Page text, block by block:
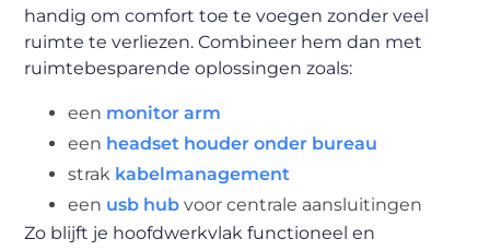
handig om comfort toe te voegen zonder veel
ruimte te verliezen. Combineer hem dan met
ruimtebesparende oplossingen zoals:
een monitor arm
een headset houder onder bureau
strak kabelmanagement
een usb hub voor centrale aansluitingen
Zo blijft je hoofdwerkvlak functioneel en